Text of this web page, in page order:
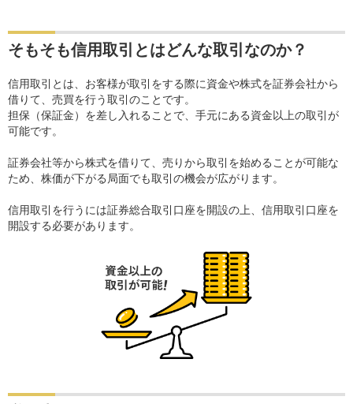
そもそも信用取引とはどんな取引なのか？
信用取引とは、お客様が取引をする際に資金や株式を証券会社から
借りて、売買を行う取引のことです。
担保（保証金）を差し入れることで、手元にある資金以上の取引が
可能です。
証券会社等から株式を借りて、売りから取引を始めることが可能な
ため、株価が下がる局面でも取引の機会が広がります。
信用取引を行うには証券総合取引口座を開設の上、信用取引口座を
開設する必要があります。